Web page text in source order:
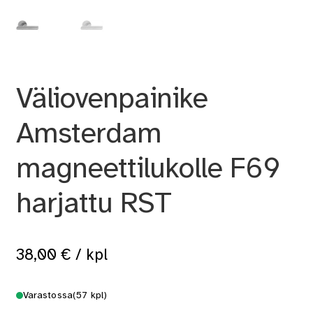
Väliovenpainike
Amsterdam
magneettilukolle F69
harjattu RST
38,00 € / kpl
Varastossa(57 kpl)